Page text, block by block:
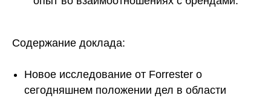
Содержание доклада:
Новое исследование от Forrester о
сегодняшнем положении дел в области